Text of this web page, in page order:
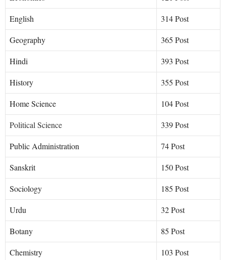
English
314 Post
Geography
365 Post
Hindi
393 Post
History
355 Post
Home Science
104 Post
Political Science
339 Post
Public Administration
74 Post
Sanskrit
150 Post
Sociology
185 Post
Urdu
32 Post
Botany
85 Post
Chemistry
103 Post